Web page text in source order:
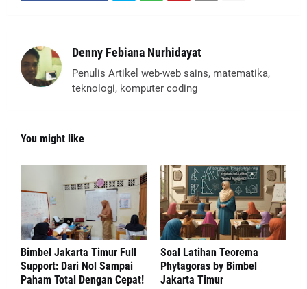
Denny Febiana Nurhidayat
Penulis Artikel web-web sains, matematika,
teknologi, komputer coding
You might like
Bimbel Jakarta Timur Full
Support: Dari Nol Sampai
Paham Total Dengan Cepat!
Soal Latihan Teorema
Phytagoras by Bimbel
Jakarta Timur